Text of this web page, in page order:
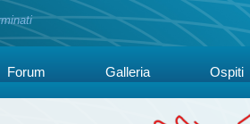
Forum Galleria Ospiti